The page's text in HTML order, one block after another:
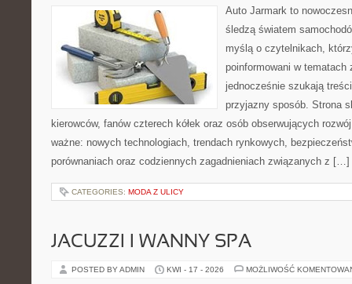
Auto Jarmark to
śledzą światem
myślą o czytelnikach,
poinformowani w
jednocześnie szukają
przyjazny sposób. Strona
kierowców, fanów czterech kółek oraz osób obserwujących
ważne: nowych technologiach, trendach rynkowych,
porównaniach oraz codziennych zagadnieniach związanych z […]
CATEGORIES: MODA Z ULICY
JACUZZI I WANNY SPA
POSTED BY ADMIN KWI - 17 - 2026 MOŻLIWOŚĆ